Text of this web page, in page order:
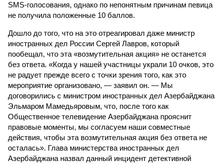
SMS-голосования, однако по непонятным причинам певица
не получила положенные 10 баллов.
Дошло до того, что на это отреагировал даже министр
иностранных дел России Сергей Лавров, который
пообещал, что эта «возмутительная акция» не останется
без ответа. «Когда у нашей участницы украли 10 очков, это
не радует прежде всего с точки зрения того, как это
мероприятие организовано, — заявил он. — Мы
договорились с министром иностранных дел Азербайджана
Эльмаром Мамедьяровым, что, после того как
Общественное телевидение Азербайджана прояснит
правовые моменты, мы согласуем наши совместные
действия, чтобы эта возмутительная акция без ответа не
осталась». Глава министерства иностранных дел
Азербайджана назвал данный инцидент детективной